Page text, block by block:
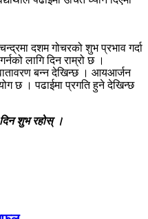
दशम गोचरको शुभ प्रभाव गर्दा
लागि दिन राम्रो छ ।
वातावरण बन्न देखिन्छ । आयआर्जन
छ । पढाईमा प्रगति हुने देखिन्छ
शुभ रहोस् ।